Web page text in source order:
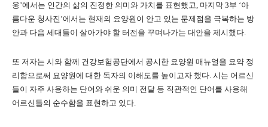
웅’에서는 인간의 삶의 진정한 의미와 가치를 표현했고, 마지막 3부 ‘아
름다운 청사진’에서는 현재의 요양원이 안고 있는 문제점을 극복하는 방
안과 다음 세대들이 살아가야 할 터전을 꾸며나가는 대안을 제시했다.
또 저자는 시와 함께 건강보험공단에서 공시한 요양원 매뉴얼을 요약 정
리함으로써 요양원에 대한 독자의 이해도를 높이고자 했다. 시는 어르신
들이 자주 사용하는 단어와 쉬운 의미 전달 등 직관적인 단어를 사용해
어르신들의 순수함을 표현하고 있다.